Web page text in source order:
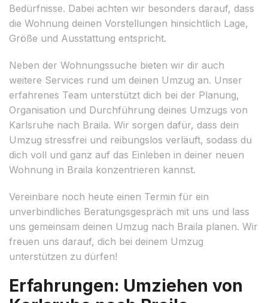
Bedürfnisse. Dabei achten wir besonders darauf, dass
die Wohnung deinen Vorstellungen hinsichtlich Lage,
Größe und Ausstattung entspricht.
Neben der Wohnungssuche bieten wir dir auch
weitere Services rund um deinen Umzug an. Unser
erfahrenes Team unterstützt dich bei der Planung,
Organisation und Durchführung deines Umzugs von
Karlsruhe nach Braila. Wir sorgen dafür, dass dein
Umzug stressfrei und reibungslos verläuft, sodass du
dich voll und ganz auf das Einleben in deiner neuen
Wohnung in Braila konzentrieren kannst.
Vereinbare noch heute einen Termin für ein
unverbindliches Beratungsgespräch mit uns und lass
uns gemeinsam deinen Umzug nach Braila planen. Wir
freuen uns darauf, dich bei deinem Umzug
unterstützen zu dürfen!
Erfahrungen: Umziehen von